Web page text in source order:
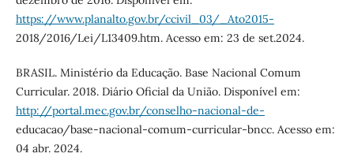
https://www.planalto.gov.br/ccivil_03/_Ato2015-
2018/2016/Lei/L13409.htm. Acesso em: 23 de set.2024.
BRASIL. Ministério da Educação. Base Nacional Comum
Curricular. 2018. Diário Oficial da União. Disponível em:
http://portal.mec.gov.br/conselho-nacional-de-
educacao/base-nacional-comum-curricular-bncc. Acesso em:
04 abr. 2024.